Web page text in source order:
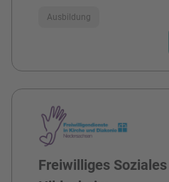
Ausbildung
Freiwilliges